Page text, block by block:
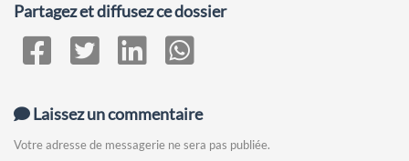
Partagez et diffusez ce dossier
Laissez un commentaire
Votre adresse de messagerie ne sera pas publiée.